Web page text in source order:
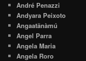
André Penazzi
Andyara Peixoto
Angaatãnàmú
Angel Parra
Angela Maria
Angela Roro